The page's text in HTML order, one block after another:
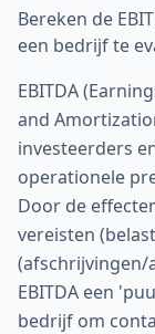
Bereken de
een bedrijf te
EBITDA
and
investeerders
operationele
Door de
vereisten
(afschrijvingen/
EBITDA een
bedrijf om